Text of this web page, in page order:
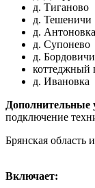
д. Тиганово
д. Тешеничи
д. Антоновка
д. Супонево
д. Бордовичи
коттеджный
д. Ивановка
Дополнительные
подключение
Брянская область
Включает: